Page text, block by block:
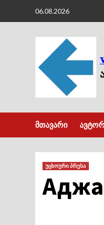
06.08.2026
მთავარი
უცხოური პრესა